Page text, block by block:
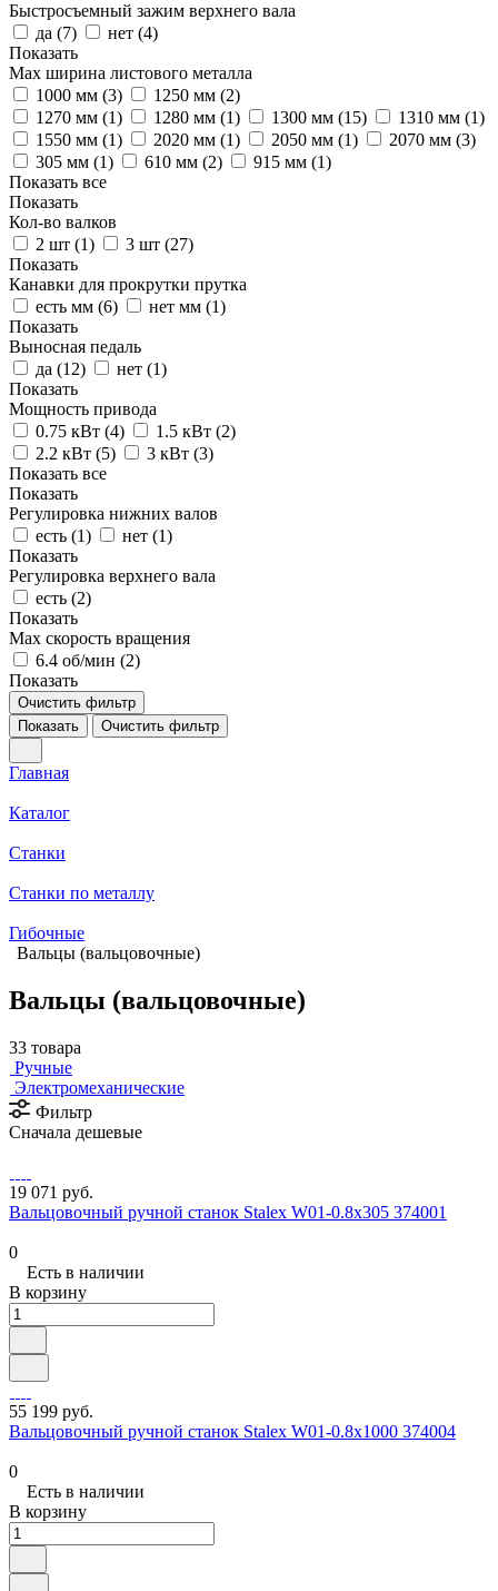
Быстросъемный зажим верхнего вала
да (7) нет (4)
Показать
Max ширина листового металла
1000 мм (3) 1250 мм (2)
1270 мм (1) 1280 мм (1) 1300 мм (15) 1310 мм (1)
1550 мм (1) 2020 мм (1) 2050 мм (1) 2070 мм (3)
305 мм (1) 610 мм (2) 915 мм (1)
Показать все
Показать
Кол-во валков
2 шт (1) 3 шт (27)
Показать
Канавки для прокрутки прутка
есть мм (6) нет мм (1)
Показать
Выносная педаль
да (12) нет (1)
Показать
Мощность привода
0.75 кВт (4) 1.5 кВт (2)
2.2 кВт (5) 3 кВт (3)
Показать все
Показать
Регулировка нижних валов
есть (1) нет (1)
Показать
Регулировка верхнего вала
есть (2)
Показать
Max скорость вращения
6.4 об/мин (2)
Показать
Очистить фильтр
Показать
Очистить фильтр
Главная
Каталог
Станки
Станки по металлу
Гибочные
Вальцы (вальцовочные)
Вальцы (вальцовочные)
33 товара
Ручные
Электромеханические
Фильтр
Сначала дешевые
19 071 руб.
Вальцовочный ручной станок Stalex W01-0.8х305 374001
0
Есть в наличии
В корзину
55 199 руб.
Вальцовочный ручной станок Stalex W01-0.8х1000 374004
0
Есть в наличии
В корзину